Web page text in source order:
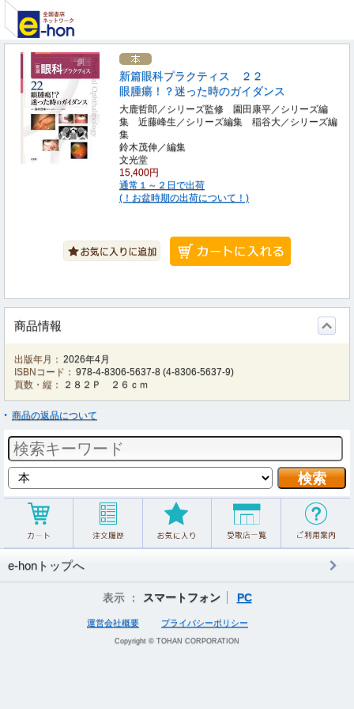
新篇眼科プラクティス ２２
眼腫瘍！？迷った時のガイダンス
大鹿哲郎／シリーズ監修 園田康平／シリーズ編
集 近藤峰生／シリーズ編集 稲谷大／シリーズ編
集
鈴木茂伸／編集
文光堂
15,400円
通常１～２日で出荷
(！お盆時期の出荷について！)
商品情報
出版年月： 2026年4月
ISBNコード： 978-4-8306-5637-8 (4-8306-5637-9)
頁数・縦：
２８２Ｐ ２６ｃｍ
商品の返品について
e-honトップへ
表示 ： スマートフォン PC
運営会社概要 プライバシーポリシー
Copyright © TOHAN CORPORATION